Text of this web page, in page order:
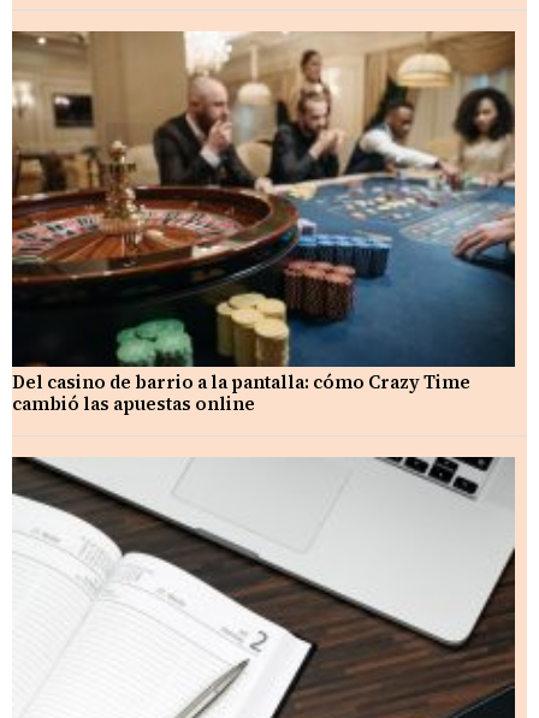
Del casino de barrio a la pantalla: cómo Crazy Time
cambió las apuestas online